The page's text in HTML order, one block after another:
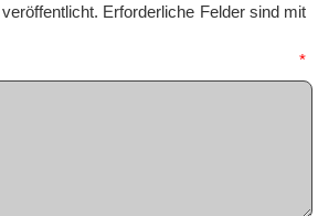
Erforderliche Felder sind mit
*